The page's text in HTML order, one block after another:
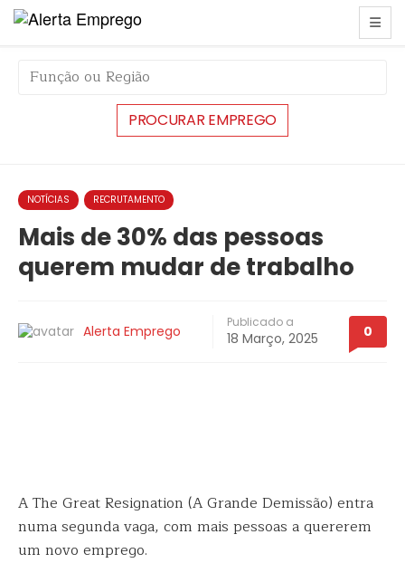
string(6) "#43776"
NOTÍCIAS RECRUTAMENTO
Mais de 30% das pessoas
querem mudar de trabalho
Alerta Emprego
Publicado a
18 Março, 2025 0
A The Great Resignation (A Grande Demissão) entra
numa segunda vaga, com mais pessoas a quererem
um novo emprego.